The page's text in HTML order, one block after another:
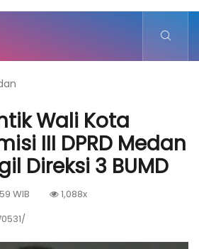
Wali Kota
III DPRD Medan
Direksi 3 BUMD
WIB
1,088x